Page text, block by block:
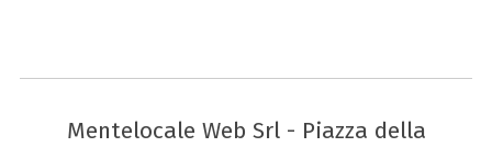
Mentelocale Web Srl - Piazza della